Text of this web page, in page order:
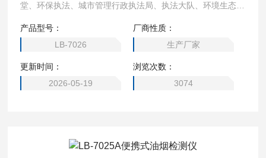
堂、环保执法、城市管理行政执法局、执法大队、环境生态
及颗粒物浓度排放监测及油烟净化器使用检测等。
产品型号：
LB-7026
厂商性质：
生产厂家
更新时间：
2026-05-19
浏览次数：
3074